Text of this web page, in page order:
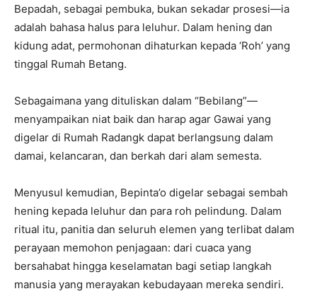
Bepadah, sebagai pembuka, bukan sekadar prosesi—ia
adalah bahasa halus para leluhur. Dalam hening dan
kidung adat, permohonan dihaturkan kepada ‘Roh’ yang
tinggal Rumah Betang.
Sebagaimana yang dituliskan dalam “Bebilang”—
menyampaikan niat baik dan harap agar Gawai yang
digelar di Rumah Radangk dapat berlangsung dalam
damai, kelancaran, dan berkah dari alam semesta.
Menyusul kemudian, Bepinta’o digelar sebagai sembah
hening kepada leluhur dan para roh pelindung. Dalam
ritual itu, panitia dan seluruh elemen yang terlibat dalam
perayaan memohon penjagaan: dari cuaca yang
bersahabat hingga keselamatan bagi setiap langkah
manusia yang merayakan kebudayaan mereka sendiri.